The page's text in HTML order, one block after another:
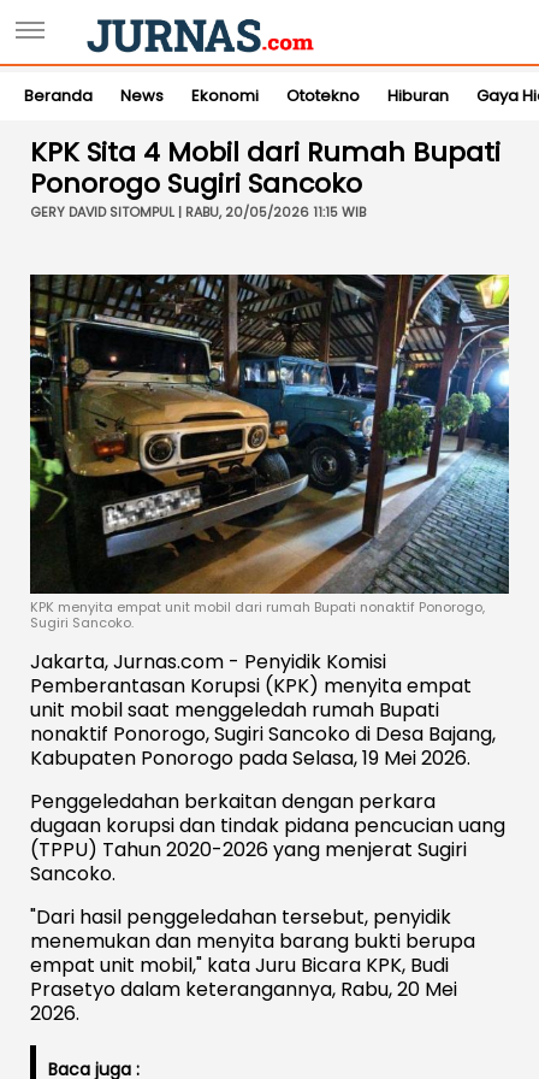
Beranda News Ekonomi Ototekno Hiburan Gaya
KPK Sita 4 Mobil dari Rumah Bupati
Ponorogo Sugiri Sancoko
GERY DAVID SITOMPUL | RABU, 20/05/2026 11:15 WIB
KPK menyita empat unit mobil dari rumah Bupati nonaktif Ponorogo,
Sugiri Sancoko.
Jakarta, Jurnas.com - Penyidik Komisi
Pemberantasan Korupsi (KPK) menyita empat
unit mobil saat menggeledah rumah Bupati
nonaktif Ponorogo, Sugiri Sancoko di Desa Bajang,
Kabupaten Ponorogo pada Selasa, 19 Mei 2026.
Penggeledahan berkaitan dengan perkara
dugaan korupsi dan tindak pidana pencucian uang
(TPPU) Tahun 2020-2026 yang menjerat Sugiri
Sancoko.
"Dari hasil penggeledahan tersebut, penyidik
menemukan dan menyita barang bukti berupa
empat unit mobil," kata Juru Bicara KPK, Budi
Prasetyo dalam keterangannya, Rabu, 20 Mei
2026.
Baca juga :